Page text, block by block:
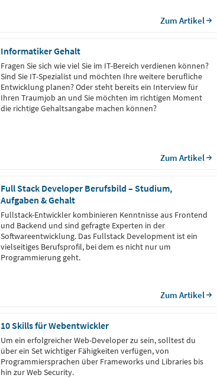
Zum Artikel
Informatiker Gehalt
Fragen Sie sich wie viel Sie im IT-Bereich verdienen können?
Sind Sie IT-Spezialist und möchten Ihre weitere berufliche
Entwicklung planen? Oder steht bereits ein Interview für
Ihren Traumjob an und Sie möchten im richtigen Moment
die richtige Gehaltsangabe machen können?
Zum Artikel
Full Stack Developer Berufsbild – Studium,
Aufgaben & Gehalt
Fullstack-Entwickler kombinieren Kenntnisse aus Frontend
und Backend und sind gefragte Experten in der
Softwareentwicklung. Das Fullstack Development ist ein
vielseitiges Berufsprofil, bei dem es nicht nur um
Programmierung geht.
Zum Artikel
10 Skills für Webentwickler
Um ein erfolgreicher Web-Developer zu sein, solltest du
über ein Set wichtiger Fähigkeiten verfügen, von
Programmiersprachen über Frameworks und Libraries bis
hin zur Web Security.